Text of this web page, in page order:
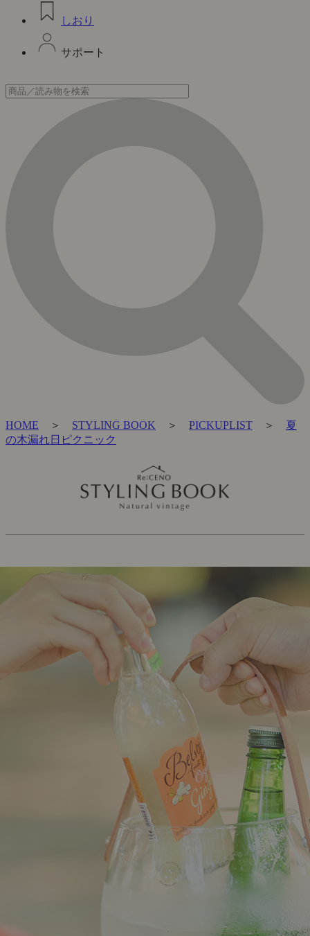
しおり
サポート
HOME ＞ STYLING BOOK ＞ PICKUPLIST ＞ 夏
の木漏れ日ピクニック